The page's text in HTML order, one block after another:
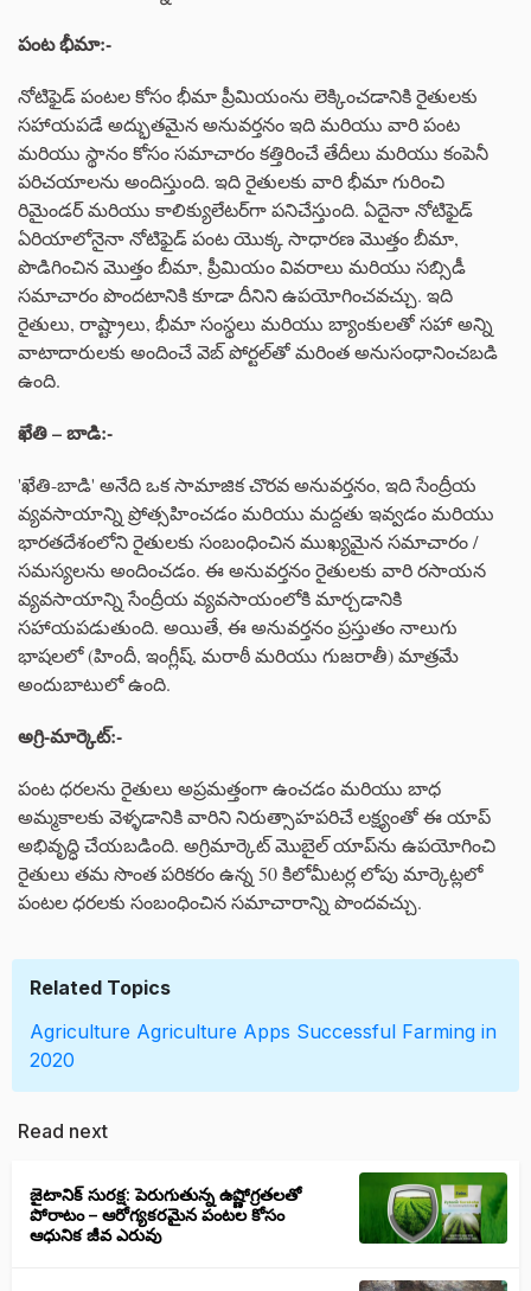
పంటభీమా:-
నోటిఫైడ్ పంటల కోసం భీమా ప్రీమియంను లెక్కించడానికి రైతులకు
సహాయపడే అద్భుతమైన అనువర్తనం ఇది మరియు వారి పంట
మరియు స్థానం కోసం సమాచారం కత్తిరించే తేదీలు మరియు కంపెనీ
పరిచయాలను అందిస్తుంది. ఇది రైతులకు వారి భీమా గురించి
రిమైండర్ మరియు కాలిక్యులేటర్‌గా పనిచేస్తుంది. ఏదైనా నోటిఫైడ్
ఏరియాలోనైనా నోటిఫైడ్ పంట యొక్క సాధారణ మొత్తం బీమా,
పొడిగించిన మొత్తం బీమా, ప్రీమియం వివరాలు మరియు సబ్సిడీ
సమాచారం పొందటానికి కూడా దీనిని ఉపయోగించవచ్చు. ఇది
రైతులు, రాష్ట్రాలు, భీమా సంస్థలు మరియు బ్యాంకులతో సహా అన్ని
వాటాదారులకు అందించే వెబ్ పోర్టల్‌తో మరింత అనుసంధానించబడి
ఉంది.
ఖేతి–బాడి:-
'ఖేతి-బాడి' అనేది ఒక సామాజిక చొరవ అనువర్తనం, ఇది సేంద్రీయ
వ్యవసాయాన్ని ప్రోత్సహించడం మరియు మద్దతు ఇవ్వడం మరియు
భారతదేశంలోని రైతులకు సంబంధించిన ముఖ్యమైన సమాచారం /
సమస్యలను అందించడం. ఈ అనువర్తనం రైతులకు వారి రసాయన
వ్యవసాయాన్ని సేంద్రీయ వ్యవసాయంలోకి మార్చడానికి
సహాయపడుతుంది. అయితే, ఈ అనువర్తనం ప్రస్తుతం నాలుగు
భాషలలో (హిందీ, ఇంగ్లీష్, మరాఠీ మరియు గుజరాతీ) మాత్రమే
అందుబాటులో ఉంది.
అగ్రి-మార్కెట్:-
పంట ధరలను రైతులు అప్రమత్తంగా ఉంచడం మరియు బాధ
అమ్మకాలకు వెళ్ళడానికి వారిని నిరుత్సాహపరిచే లక్ష్యంతో ఈ యాప్
అభివృద్ధి చేయబడింది. అగ్రిమార్కెట్ మొబైల్ యాప్‌ను ఉపయోగించి
రైతులు తమ సొంత పరికరం ఉన్న 50 కిలోమీటర్ల లోపు మార్కెట్లలో
పంటల ధరలకు సంబంధించిన సమాచారాన్ని పొందవచ్చు.
Related Topics
Agriculture Agriculture Apps Successful Farming in
2020
Read next
జైటానిక్ సురక్ష: పెరుగుతున్న ఉష్ణోగ్రతలతో
పోరాటం – ఆరోగ్యకరమైన పంటల కోసం
ఆధునిక జీవ ఎరువు